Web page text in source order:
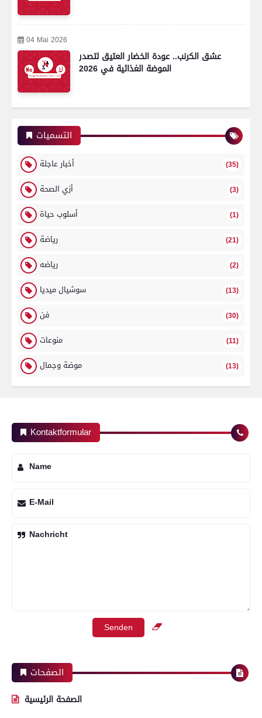
04 Mai 2026
عشق الكرنب.. عودة الخضار العتيق لتصدر
الموضة الغذائية في 2026
التسميات
أخبار عاجلة (35)
أزي الصحة (3)
أسلوب حياة (1)
رياضة (21)
رياضه (2)
سوشيال ميديا (13)
فن (30)
منوعات (11)
موضة وجمال (13)
Kontaktformular
Name
E-Mail
Nachricht
الصفحات
الصفحة الرئيسية